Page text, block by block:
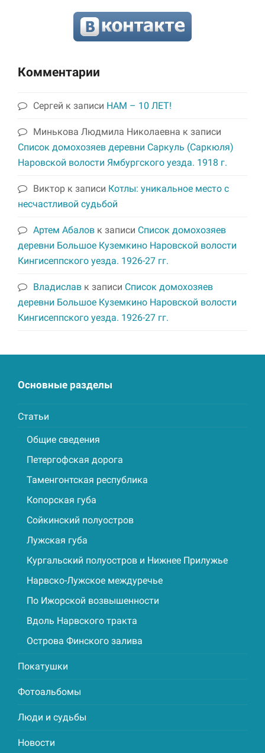
Комментарии
Сергей к записи НАМ – 10 ЛЕТ!
Минькова Людмила Николаевна к записи
Список домохозяев деревни Саркуль (Саркюля)
Наровской волости Ямбургского уезда. 1918 г.
Виктор к записи Котлы: уникальное место с
несчастливой судьбой
Артем Абалов к записи Список домохозяев
деревни Большое Куземкино Наровской волости
Кингисеппского уезда. 1926-27 гг.
Владислав к записи Список домохозяев
деревни Большое Куземкино Наровской волости
Кингисеппского уезда. 1926-27 гг.
Основные разделы
Статьи
Общие сведения
Петергофская дорога
Таменгонтская республика
Копорская губа
Сойкинский полуостров
Лужская губа
Кургальский полуостров и Нижнее Прилужье
Нарвско-Лужское междуречье
По Ижорской возвышенности
Вдоль Нарвского тракта
Острова Финского залива
Покатушки
Фотоальбомы
Люди и судьбы
Новости